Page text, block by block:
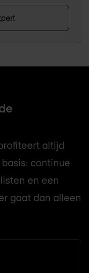
altijd
continue
en een
gaat dan alleen